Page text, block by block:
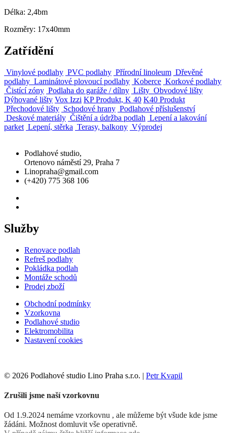
Délka: 2,4bm
Rozměry: 17x40mm
Zatřídění
Vinylové podlahy PVC podlahy Přírodní linoleum Dřevěné
podlahy Laminátové plovoucí podlahy Koberce Korkové podlahy
Čistící zóny Podlaha do garáže / dílny Lišty Obvodové lišty
Dýhované lišty Vox Izzi KP Produkt, K 40 K40 Produkt
Přechodové lišty Schodové hrany Podlahové příslušenství
Deskové materiály Čištění a údržba podlah Lepení a lakování
parket Lepení, stěrka Terasy, balkony Výprodej
Podlahové studio,
Ortenovo náměstí 29, Praha 7
Linopraha@gmail.com
(+420) 775 368 106
Služby
Renovace podlah
Refreš podlahy
Pokládka podlah
Montáže schodů
Prodej zboží
Obchodní podmínky
Vzorkovna
Podlahové studio
Elektromobilita
Nastavení cookies
© 2026 Podlahové studio Lino Praha s.r.o. | Petr Kvapil
Zrušili jsme naší vzorkovnu
Od 1.9.2024 nemáme vzorkovnu , ale můžeme být všude kde jsme
žádáni. Možnost domluvit vše operativně.